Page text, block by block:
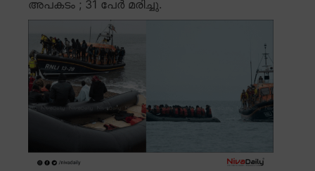
അപകടം ; 31 പേർ മരിച്ചു.